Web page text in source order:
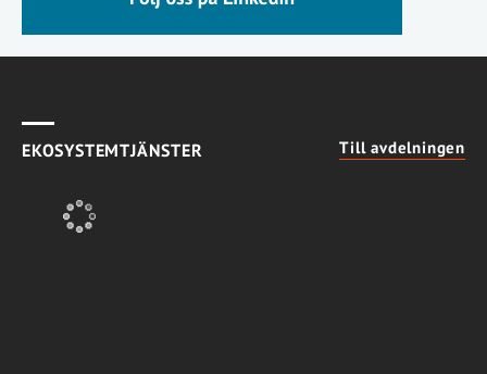
EKOSYSTEMTJÄNSTER Till avdelningen